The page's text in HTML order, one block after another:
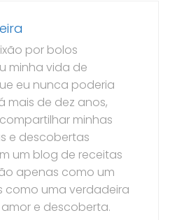
por bolos
minha vida de
eu nunca poderia
mais de dez anos,
minhas
e descobertas
um blog de receitas
apenas como um
como uma verdadeira
e descoberta.